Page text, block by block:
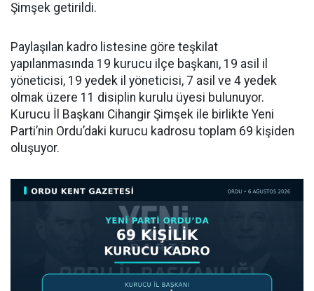
Şimşek getirildi.
Paylaşılan kadro listesine göre teşkilat
yapılanmasında 19 kurucu ilçe başkanı, 19 asil il
yöneticisi, 19 yedek il yöneticisi, 7 asil ve 4 yedek
olmak üzere 11 disiplin kurulu üyesi bulunuyor.
Kurucu İl Başkanı Cihangir Şimşek ile birlikte Yeni
Parti’nin Ordu’daki kurucu kadrosu toplam 69 kişiden
oluşuyor.